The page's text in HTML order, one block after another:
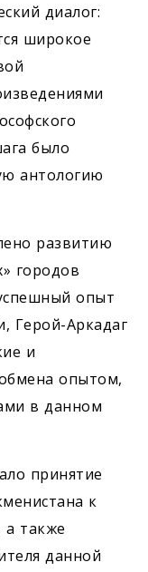
диалог:
широкое
было
антологию
развитию
городов
опыт
Герой-Аркадаг
и
опытом,
в данном
принятие
к
а также
данной